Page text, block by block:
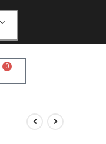
0